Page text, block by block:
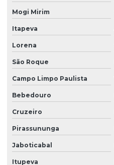
Mogi Mirim
Itapeva
Lorena
São Roque
Campo Limpo Paulista
Bebedouro
Cruzeiro
Pirassununga
Jaboticabal
Itupeva